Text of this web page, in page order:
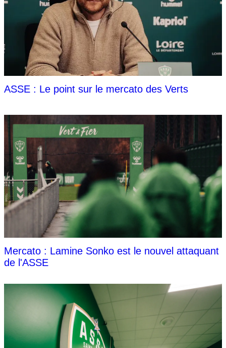
ASSE : Le point sur le mercato des Verts
Mercato : Lamine Sonko est le nouvel attaquant
de l'ASSE